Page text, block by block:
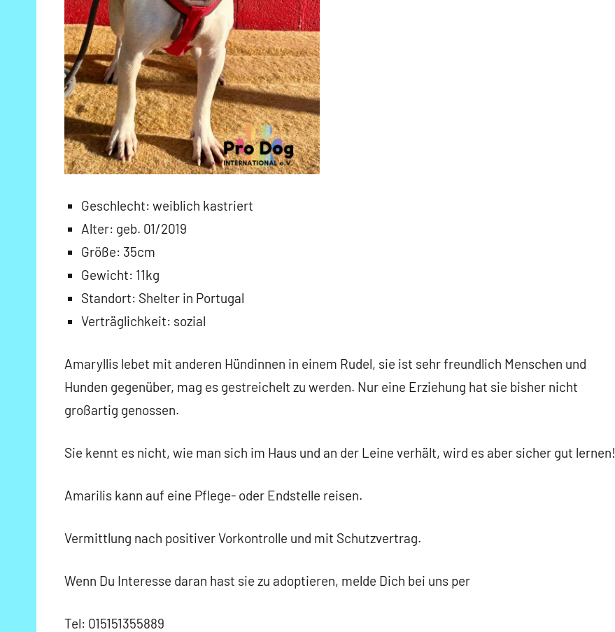
Geschlecht: weiblich kastriert
Alter: geb. 01/2019
Größe: 35cm
Gewicht: 11kg
Standort: Shelter in Portugal
Verträglichkeit: sozial
Amaryllis lebet mit anderen Hündinnen in einem Rudel, sie ist sehr freundlich Menschen und
Hunden gegenüber, mag es gestreichelt zu werden. Nur eine Erziehung hat sie bisher nicht
großartig genossen.
Sie kennt es nicht, wie man sich im Haus und an der Leine verhält, wird es aber sicher gut lernen!
Amarilis kann auf eine Pflege- oder Endstelle reisen.
Vermittlung nach positiver Vorkontrolle und mit Schutzvertrag.
Wenn Du Interesse daran hast sie zu adoptieren, melde Dich bei uns per
Tel: 015151355889